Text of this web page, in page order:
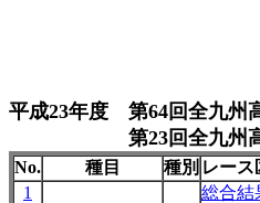
平成23年度 第64回全九州
第23回全九州高等
No. 種目 種別 レース
1
総合結